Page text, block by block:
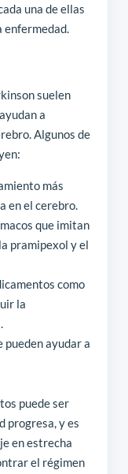
una de ellas
suelen
a
Algunos de
más
en el cerebro.
que imitan
pramipexol y el
como
la
pueden ayudar a
puede ser
progresa, y es
en estrecha
el régimen